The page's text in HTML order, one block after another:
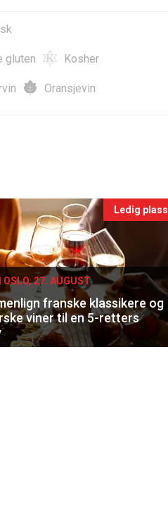
gluten Kosher
Oransjevin
Ledig plass
OSLO, 27. AUGUST
franske klassikere og
viner til en 5-retters